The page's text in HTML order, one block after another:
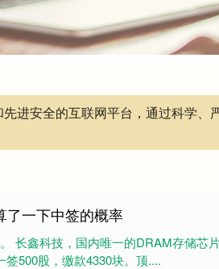
进安全的互联网平台，通过科学
了一下中签的概率
长鑫科技，国内唯一的DRAM存储芯
500股，缴款4330块。顶....